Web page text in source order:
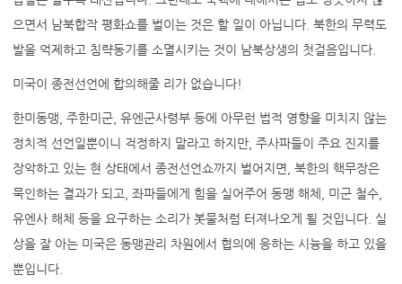
으면서 남북합작 평화쇼를 벌이는 것은 할 일이 아닙니다. 북한의 무력도
발을 억제하고 침략동기를 소멸시키는 것이 남북상생의 첫걸음입니다.
미국이 종전선언에 합의해줄 리가 없습니다!
한미동맹, 주한미군, 유엔군사령부 등에 아무런 법적 영향을 미치지 않는
정치적 선언일뿐이니 걱정하지 말라고 하지만, 주사파들이 주요 진지를
장악하고 있는 현 상태에서 종전선언쇼까지 벌어지면, 북한의 핵무장은
묵인하는 결과가 되고, 좌파들에게 힘을 실어주어 동맹 해체, 미군 철수,
유엔사 해체 등을 요구하는 소리가 봇물처럼 터져나오게 될 것입니다. 실
상을 잘 아는 미국은 동맹관리 차원에서 협의에 응하는 시늉을 하고 있을
뿐입니다.